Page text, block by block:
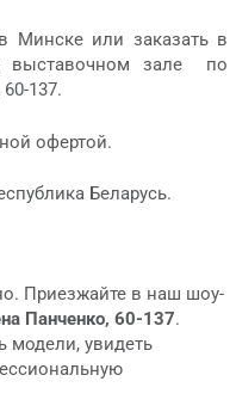
Минске или заказать в
зале по
137.
офертой.
Беларусь.
Приезжайте в наш шоу-
Панченко, 60-137.
модели, увидеть